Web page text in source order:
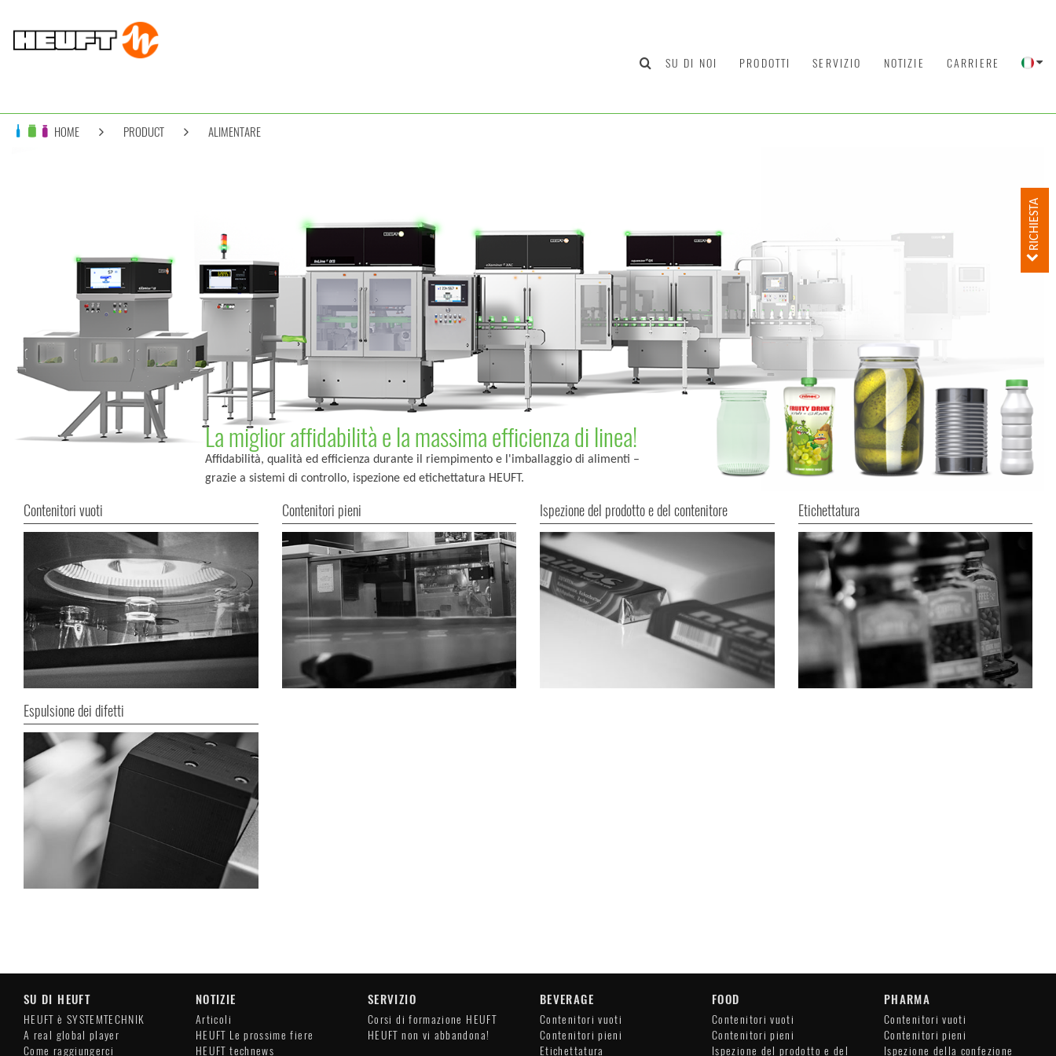
SU DI NOI PRODOTTI SERVIZIO NOTIZIE CARRIERE
HOME PRODUCT ALIMENTARE
RICHIESTA
La miglior affidabilità e la massima efficienza di linea!
Affidabilità, qualità ed efficienza durante il riempimento e l'imballaggio di alimenti –
grazie a sistemi di controllo, ispezione ed etichettatura HEUFT.
Contenitori vuoti Contenitori pieni Ispezione del prodotto e del contenitore Etichettatura
Espulsione dei difetti
SU DI HEUFT
HEUFT è SYSTEMTECHNIK
A real global player
Come raggiungerci
NOTIZIE
Articoli
HEUFT Le prossime fiere
HEUFT technews
SERVIZIO
Corsi di formazione HEUFT
HEUFT non vi abbandona!
BEVERAGE
Contenitori vuoti
Contenitori pieni
Etichettatura
FOOD
Contenitori vuoti
Contenitori pieni
Ispezione del prodotto e del
PHARMA
Contenitori vuoti
Contenitori pieni
Ispezione della confezione